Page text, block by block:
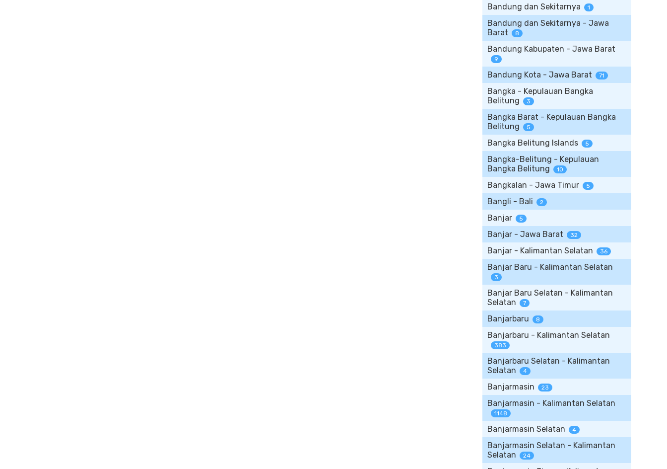
Bandung dan Sekitarnya 1
Bandung dan Sekitarnya - Jawa
Barat
8
Bandung Kabupaten - Jawa Barat
9
Bandung Kota - Jawa Barat 71
Bangka - Kepulauan Bangka
Belitung
3
Bangka Barat - Kepulauan Bangka
Belitung
5
Bangka Belitung Islands 5
Bangka-Belitung - Kepulauan
Bangka Belitung
10
Bangkalan - Jawa Timur 5
Bangli - Bali 2
Banjar 5
Banjar - Jawa Barat 32
Banjar - Kalimantan Selatan 36
Banjar Baru - Kalimantan Selatan
3
Banjar Baru Selatan - Kalimantan
Selatan
7
Banjarbaru 8
Banjarbaru - Kalimantan Selatan
383
Banjarbaru Selatan - Kalimantan
Selatan
4
Banjarmasin 23
Banjarmasin - Kalimantan Selatan
1148
Banjarmasin Selatan 4
Banjarmasin Selatan - Kalimantan
Selatan
24